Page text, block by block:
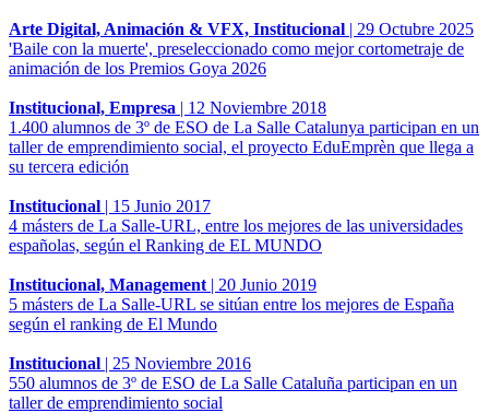
Arte Digital, Animación & VFX, Institucional | 29 Octubre 2025
'Baile con la muerte', preseleccionado como mejor cortometraje de
animación de los Premios Goya 2026
Institucional, Empresa | 12 Noviembre 2018
1.400 alumnos de 3º de ESO de La Salle Catalunya participan en un
taller de emprendimiento social, el proyecto EduEmprèn que llega a
su tercera edición
Institucional | 15 Junio 2017
4 másters de La Salle-URL, entre los mejores de las universidades
españolas, según el Ranking de EL MUNDO
Institucional, Management | 20 Junio 2019
5 másters de La Salle-URL se sitúan entre los mejores de España
según el ranking de El Mundo
Institucional | 25 Noviembre 2016
550 alumnos de 3º de ESO de La Salle Cataluña participan en un
taller de emprendimiento social